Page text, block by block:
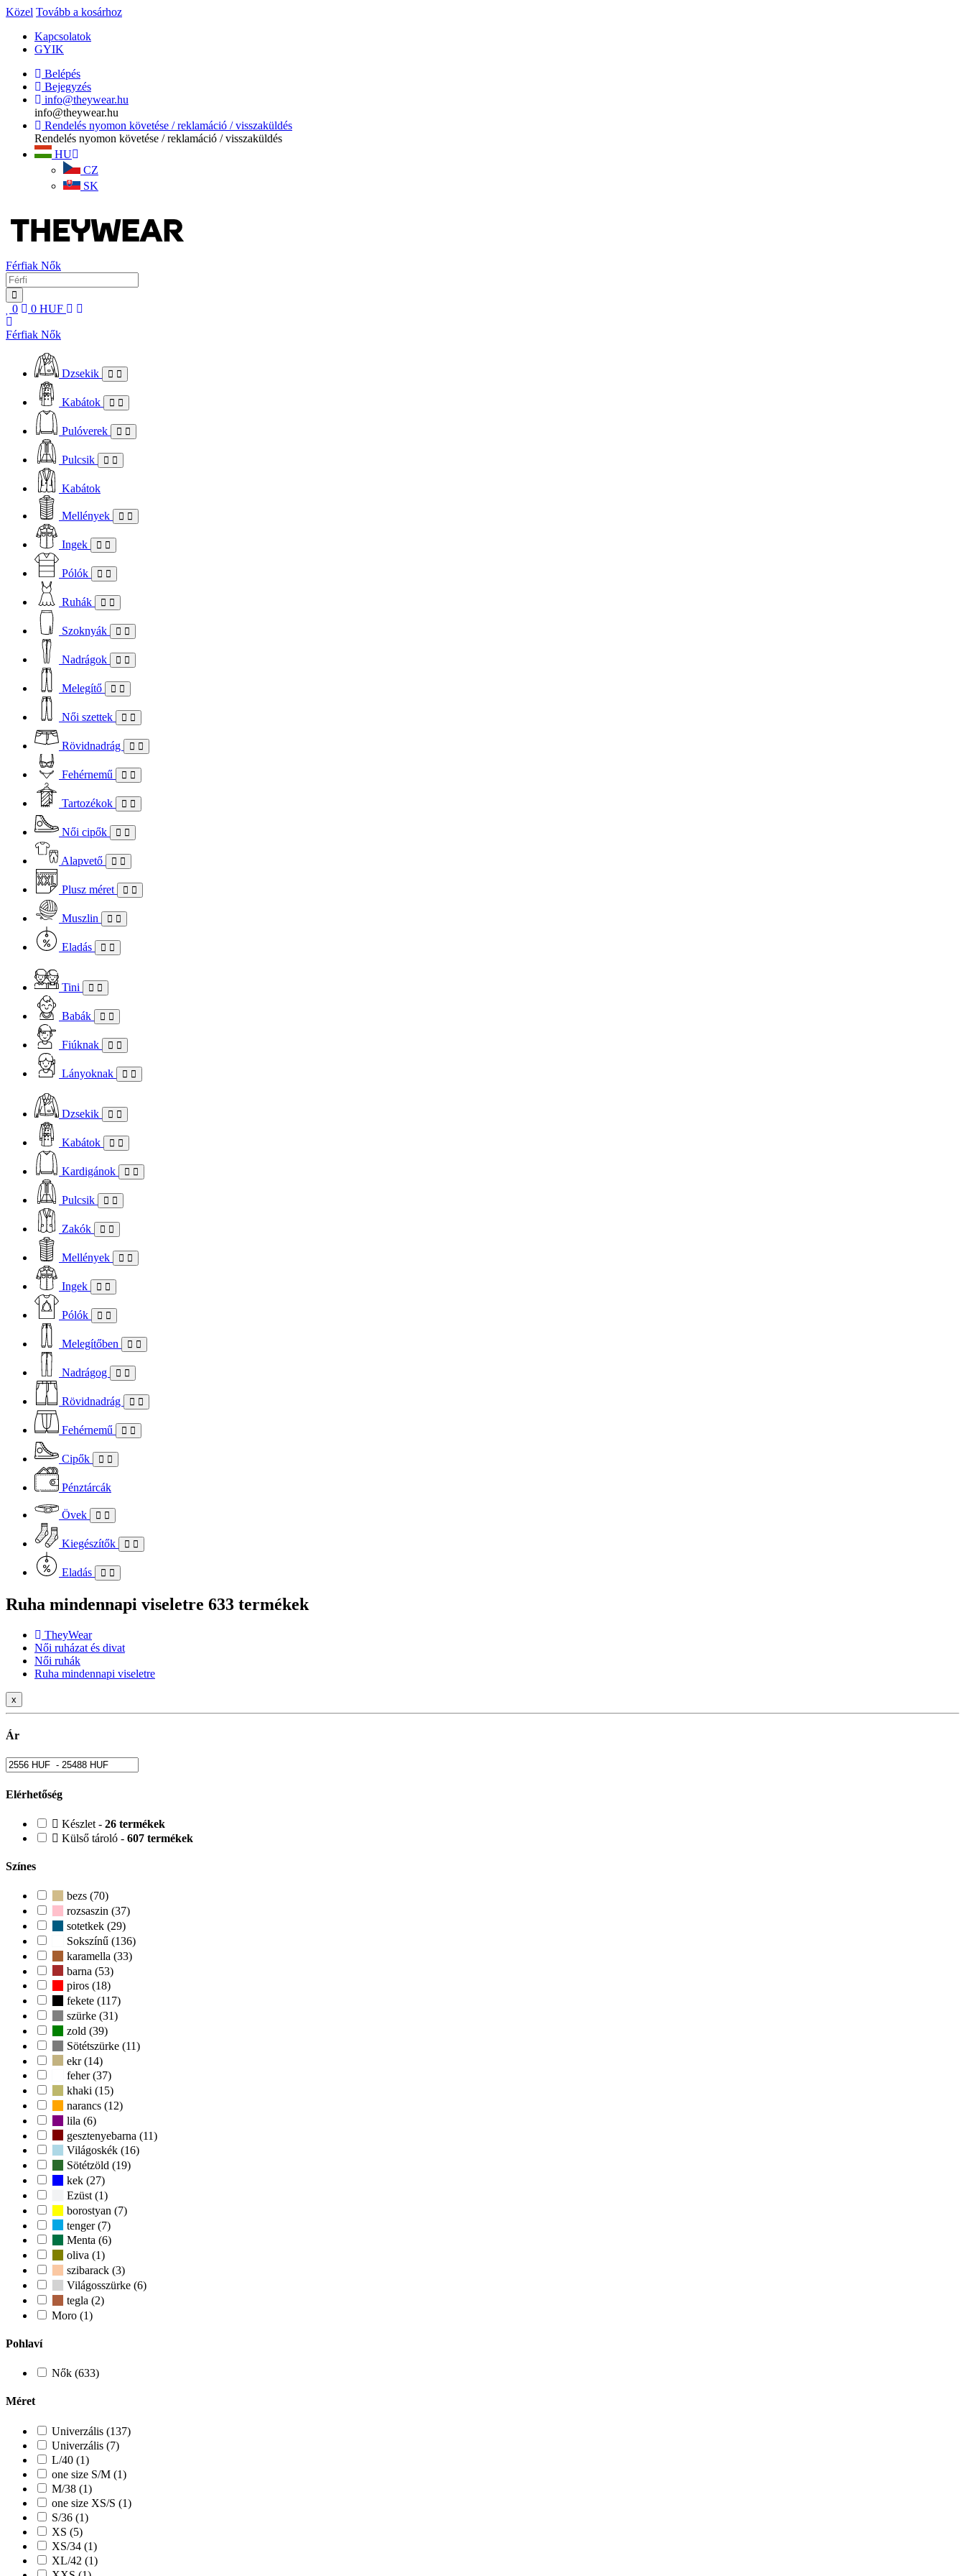
Közel Tovább a kosárhoz
Kapcsolatok
GYIK
Belépés
Bejegyzés
info@theywear.hu
info@theywear.hu
Rendelés nyomon követése / reklamáció / visszaküldés
Rendelés nyomon követése / reklamáció / visszaküldés
HU
CZ
SK
Férfiak Nők
0 0 HUF
Férfiak Nők
Dzsekik
Kabátok
Pulóverek
Pulcsik
Kabátok
Mellények
Ingek
Pólók
Ruhák
Szoknyák
Nadrágok
Melegítő
Női szettek
Rövidnadrág
Fehérnemű
Tartozékok
Női cipők
Alapvető
Plusz méret
Muszlin
Eladás
Tini
Babák
Fiúknak
Lányoknak
Dzsekik
Kabátok
Kardigánok
Pulcsik
Zakók
Mellények
Ingek
Pólók
Melegítőben
Nadrágog
Rövidnadrág
Fehérnemű
Cipők
Pénztárcák
Övek
Kiegészítők
Eladás
Ruha mindennapi viseletre 633 termékek
TheyWear
Női ruházat és divat
Női ruhák
Ruha mindennapi viseletre
x
Ár
Elérhetőség
Készlet - 26 termékek
Külső tároló - 607 termékek
Színes
bezs (70)
rozsaszin (37)
sotetkek (29)
Sokszínű (136)
karamella (33)
barna (53)
piros (18)
fekete (117)
szürke (31)
zold (39)
Sötétszürke (11)
ekr (14)
feher (37)
khaki (15)
narancs (12)
lila (6)
gesztenyebarna (11)
Világoskék (16)
Sötétzöld (19)
kek (27)
Ezüst (1)
borostyan (7)
tenger (7)
Menta (6)
oliva (1)
szibarack (3)
Világosszürke (6)
tegla (2)
Moro (1)
Pohlaví
Nők (633)
Méret
Univerzális (137)
Univerzális (7)
L/40 (1)
one size S/M (1)
M/38 (1)
one size XS/S (1)
S/36 (1)
XS (5)
XS/34 (1)
XL/42 (1)